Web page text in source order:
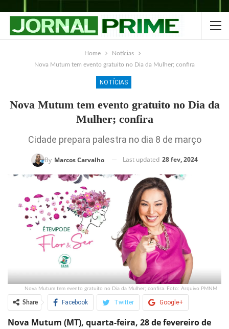
Home
Notícias
Nova Mutum tem evento gratuito no Dia da Mulher; confira
NOTÍCIAS
Nova Mutum tem evento gratuito no Dia da
Mulher; confira
Cidade prepara palestra no dia 8 de março
By Marcos Carvalho Last updated 28 fev, 2024
Nova Mutum tem evento gratuito no Dia da Mulher; confira. Foto: Arquivo PMNM
Share Facebook Twitter Google+
ReddIt WhatsApp Pinterest
Nova Mutum (MT), quarta-feira, 28 de fevereiro de